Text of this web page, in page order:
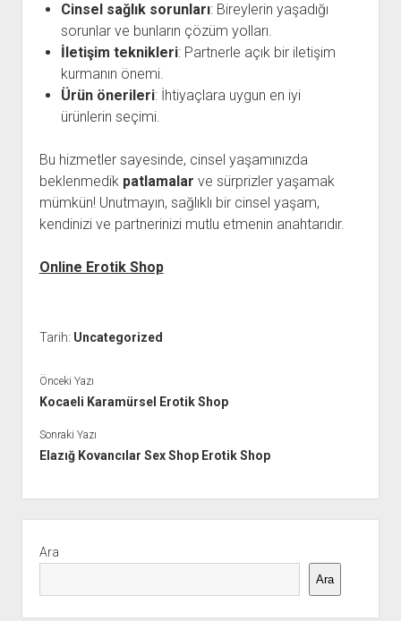
Cinsel sağlık sorunları: Bireylerin yaşadığı
sorunlar ve bunların çözüm yolları.
İletişim teknikleri: Partnerle açık bir iletişim
kurmanın önemi.
Ürün önerileri: İhtiyaçlara uygun en iyi
ürünlerin seçimi.
Bu hizmetler sayesinde, cinsel yaşamınızda
beklenmedik patlamalar ve sürprizler yaşamak
mümkün! Unutmayın, sağlıklı bir cinsel yaşam,
kendinizi ve partnerinizi mutlu etmenin anahtarıdır.
Online Erotik Shop
Tarih: Uncategorized
Önceki Yazı
Kocaeli Karamürsel Erotik Shop
Sonraki Yazı
Elazığ Kovancılar Sex Shop Erotik Shop
Menü
Ara
Ara